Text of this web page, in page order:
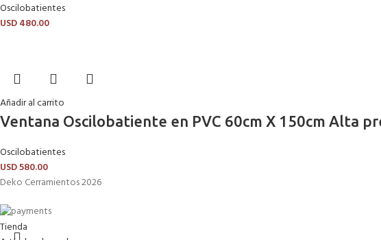
Oscilobatientes
USD480.00
Añadir al carrito
Ventana Oscilobatiente en PVC 60cm X 150cm Alta
Oscilobatientes
USD580.00
Deko Cerramientos 2026
Tienda